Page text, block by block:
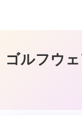
ゴルフウ